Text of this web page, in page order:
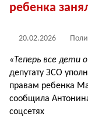
ребенка
20.02.2026
«Теперь все дети
депутату ЗСО
правам ребенка
сообщила
соцсетях